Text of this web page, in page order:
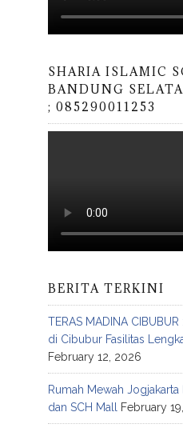
SHARIA ISLAMIC
BANDUNG
; 085290011253
BERITA TERKINI
TERAS MADINA
di Cibubur Fasilitas
February 12, 2026
Rumah Mewah Jogjakarta
dan SCH Mall
February